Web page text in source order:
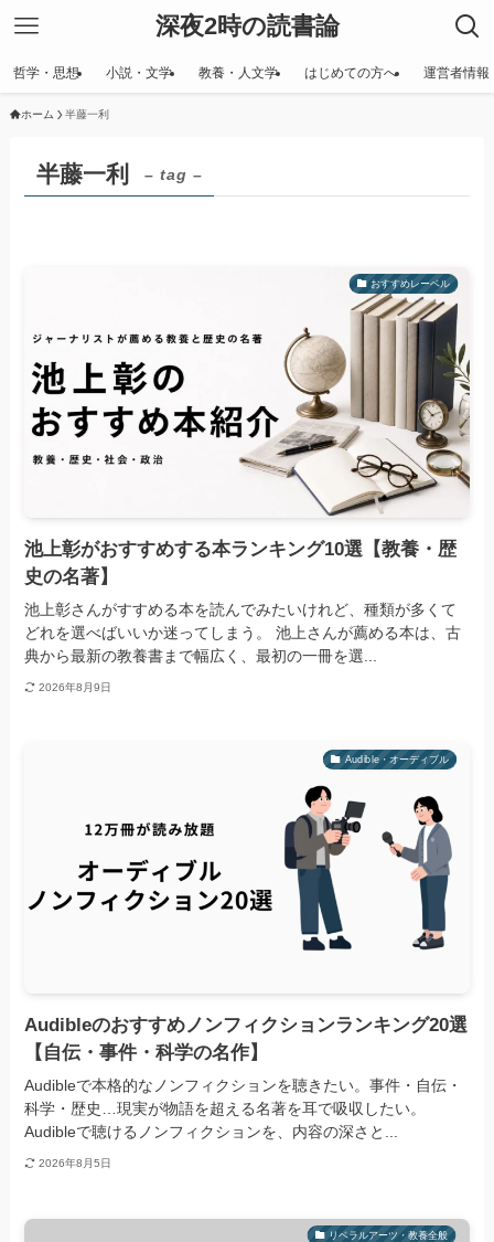
深夜2時の読書論
哲学・思想 小説・文学 教養・人文学 はじめての方へ 運営者情報
ホーム 半藤一利
半藤一利 – tag –
おすすめレーベル
池上彰がおすすめする本ランキング10選【教養・歴
史の名著】
池上彰さんがすすめる本を読んでみたいけれど、種類が多くて
どれを選べばいいか迷ってしまう。 池上さんが薦める本は、古
典から最新の教養書まで幅広く、最初の一冊を選...
2026年8月9日
Audible・オーディブル
Audibleのおすすめノンフィクションランキング20選
【自伝・事件・科学の名作】
Audibleで本格的なノンフィクションを聴きたい。事件・自伝・
科学・歴史…現実が物語を超える名著を耳で吸収したい。
Audibleで聴けるノンフィクションを、内容の深さと...
2026年8月5日
リベラルアーツ・教養全般